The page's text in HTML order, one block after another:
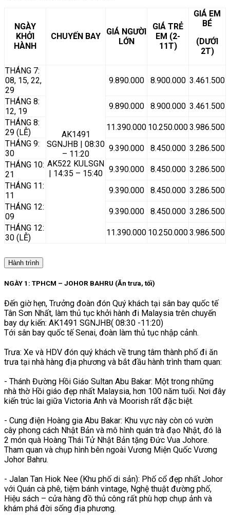
NGÀY
KHỞI
HÀNH
CHUYẾN BAY
GIÁ NGƯỜI
LỚN
GIÁ TRẺ
EM (2-
11T)
GIÁ EM
BÉ
(DƯỚI
2T)
THÁNG 7:
08, 15, 22,
29
AK1491
SGNJHB | 08:30
– 11:20
AK522 KULSGN
| 14:35 – 15:40
9.890.000 8.900.000 3.461.500
THÁNG 8:
12, 19
9.890.000 8.900.000 3.461.500
THÁNG 8:
29 (LỄ)
11.390.000 10.250.0003.986.500
THÁNG 9:
30
9.390.000 8.450.000 3.286.500
THÁNG 10:
21
9.390.000 8.450.000 3.286.500
THÁNG 11:
11
9.390.000 8.450.000 3.286.500
THÁNG 12:
09
9.390.000 8.450.000 3.286.500
THÁNG 12:
30 (LỄ)
11.390.000 10.250.0003.986.500
Hành trình
NGÀY 1: TPHCM – JOHOR BAHRU (Ăn trưa, tối)
Đến giờ hẹn, Trưởng đoàn đón Quý khách tại sân bay quốc tế
Tân Sơn Nhất, làm thủ tục khởi hành đi Malaysia trên chuyến
bay dự kiến: AK1491 SGNJHB( 08:30 -11:20)
Tới sân bay quốc tế Senai, đoàn làm thủ tục nhập cảnh.
Trưa: Xe và HDV đón quý khách về trung tâm thành phố đi ăn
trưa tại nhà hàng địa phương và bắt đầu hành trình tham quan:
- Thánh Đường Hồi Giáo Sultan Abu Bakar: Một trong những
nhà thờ Hồi giáo đẹp nhất Malaysia, hơn 100 năm tuổi. Nơi đây
kiến trúc lai giữa Victoria Anh và Moorish rất đặc biệt.
- Cung điện Hoàng gia Abu Bakar: Khu vực này còn có vườn
cây phong cách Nhật Bản và mô hình quán trà đạo Nhật, đó là
2 món quà Hoàng Thái Tử Nhật Bản tặng Đức Vua Johore.
Tham quan và chụp hình bên ngoài Vương Miện Quốc Vương
Johor Bahru.
- Jalan Tan Hiok Nee (Khu phố di sản): Phố cổ đẹp nhất Johor
với Quán cà phê, tiệm bánh vintage, Nghệ thuật đường phố,
Hiệu sách – cửa hàng đồ thủ công rất phù hợp chụp ảnh và
khám phá đời sống địa phương.